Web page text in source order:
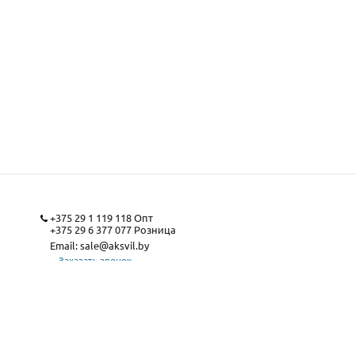
+375 29 1 119 118Опт
+375 29 6 377 077Розница
Email:sale@aksvil.by
Заказать звонок